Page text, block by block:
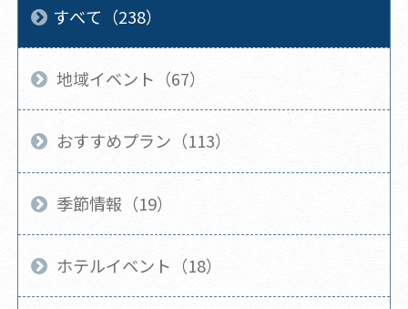
すべて（238）
地域イベント（67）
おすすめプラン（113）
季節情報（19）
ホテルイベント（18）